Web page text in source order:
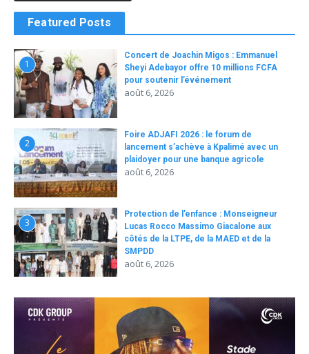
Featured Posts
1
Concert de Joachin Migos : Emmanuel
Sheyi Adebayor offre 10 millions FCFA
pour soutenir l’événement
août 6, 2026
2
Foire ADJAFI 2026 : le forum de
lancement s’achève à Kpalimé avec un
plaidoyer pour une banque agricole
août 6, 2026
3
Protection de l’enfance : Monseigneur
Lucas Rocco Massimo Giacalone aux
côtés de la LTPE, de la MAED et de la
SMPDD
août 6, 2026